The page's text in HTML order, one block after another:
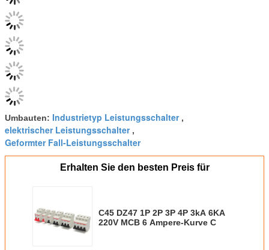
Umbauten: Industrietyp Leistungsschalter,
elektrischer Leistungsschalter,
Geformter Fall-Leistungsschalter
Erhalten Sie den besten Preis für
C45 DZ47 1P 2P 3P 4P 3kA 6KA
220V MCB 6 Ampere-Kurve C